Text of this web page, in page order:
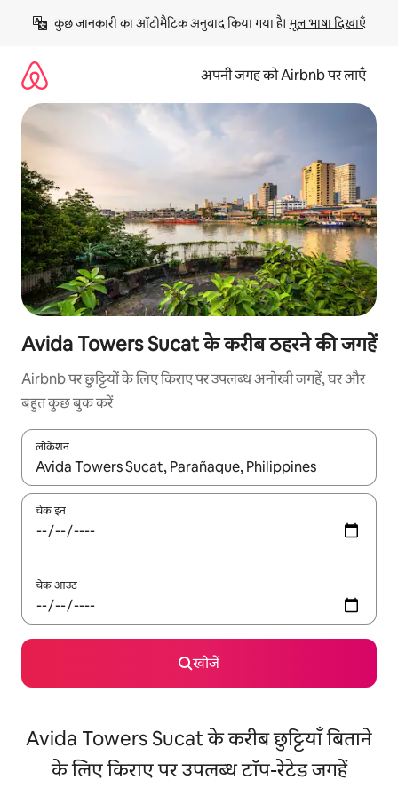
छोड़कर
कॉन्टेंट
कुछ जानकारी का ऑटोमैटिक अनुवाद किया गया है। मूल भाषा दिखाएँ
अपनी जगह को Airbnb पर लाएँ
Avida Towers Sucat के करीब ठहरने की जगहें
Airbnb पर छुट्टियों के लिए किराए पर उपलब्ध अनोखी जगहें, घर और
बहुत कुछ बुक करें
लोकेशन
नतीजों के उपलब्ध होने पर, अप और डाउन 'ऐरो की' का इस्तेमाल करके नेविगेट
चेक इन
चेक आउट
खोजें
Avida Towers Sucat के करीब छुट्टियाँ बिताने
के लिए किराए पर उपलब्ध टॉप-रेटेड जगहें